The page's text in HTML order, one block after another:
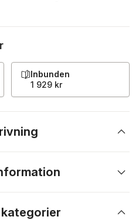
Inbunden
1 929 kr